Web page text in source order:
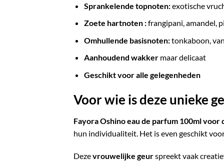
Sprankelende topnoten:exotische
Zoete hartnoten :frangipani, amandel,
Omhullende basisnoten:tonkaboon,
Aanhoudend wakkermaar delicaat
Geschikt voor alle gelegenheden
Voor wie is deze unieke
Fayora Oshino eau de parfum 100ml voor
hun individualiteit. Het is even geschikt
Dezevrouwelijke geurspreekt vaak